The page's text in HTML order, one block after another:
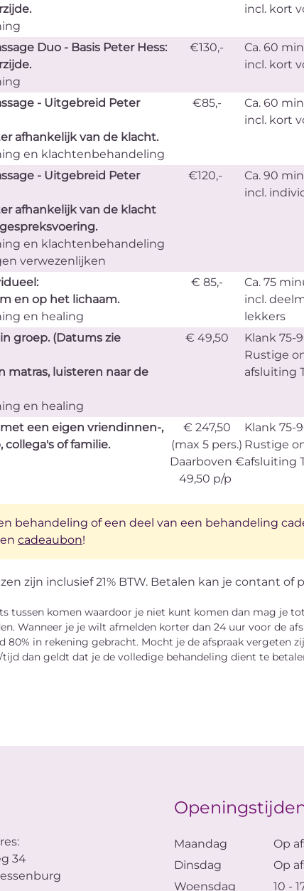
incl. kort
Duo - Basis Peter Hess:
€130,-
Ca. 60
incl. kort
- Uitgebreid Peter
afhankelijk van de klacht.
en klachtenbehandeling
€85,-
Ca. 60
incl. kort
- Uitgebreid Peter
afhankelijk van de klacht
en klachtenbehandeling
verwezenlijken
€120,-
Ca. 90
incl.
en op het lichaam.
en healing
€ 85,-
Ca. 75
incl.
lekkers
groep. (Datums zie
matras, luisteren naar de
en healing
€ 49,50
Klank 75-
Rustige
afsluiting
een eigen vriendinnen-,
of familie.
€ 247,50
(max 5 pers.)
Daarboven €
49,50 p/p
Klank 75-
Rustige
afsluiting
behandeling of een deel van een behandeling
cadeaubon!
zijn inclusief 21% BTW. Betalen kan je contant of
tussen komen waardoor je niet kunt komen dan mag je
Wanneer je je wilt afmelden korter dan 24 uur voor de
80% in rekening gebracht. Mocht je de afspraak vergeten
dan geldt dat je de volledige behandeling dient te
34
Maandag
Op
Dinsdag
Op
Woensdag
10 -